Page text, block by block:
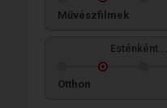
Művészfilmek
Esténként...
Otthon